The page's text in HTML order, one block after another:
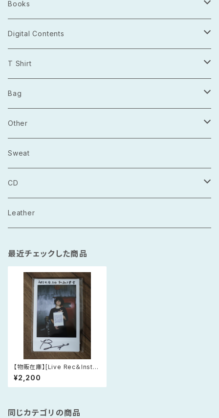
Books
Photo Book
Digital Contents
Project Open Source
2021.03
2021.04
T Shirt
長袖
半袖
Bag
トートバッグ
巾着
マルシェバック
Other
Sticker
Badge
Guitar Pick
Postcard
Sweat
CD
Album
Leather
最近チェックした商品
【物販在庫】[Live Rec＆Instan
t Film] ライブチェキ 2026年5
月2日(土) 大阪・寺田町Fireloo
p
¥2,200
同じカテゴリの商品